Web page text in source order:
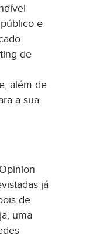
e
de
além de
a sua
já
de
uma